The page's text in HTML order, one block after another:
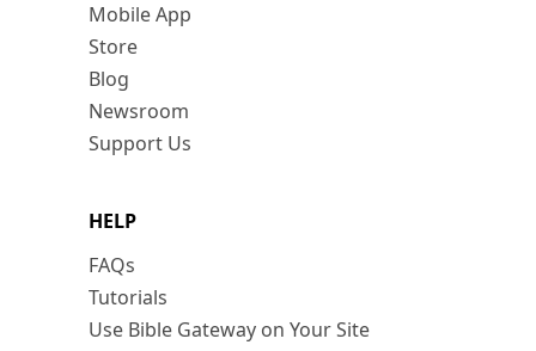
Mobile App
Store
Blog
Newsroom
Support Us
HELP
FAQs
Tutorials
Use Bible Gateway on Your Site